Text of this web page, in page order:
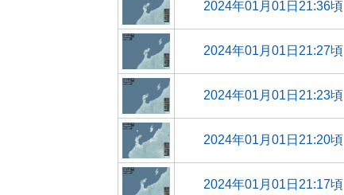
2024年01月01日21:36頃
2024年01月01日21:27頃
2024年01月01日21:23頃
2024年01月01日21:20頃
2024年01月01日21:17頃